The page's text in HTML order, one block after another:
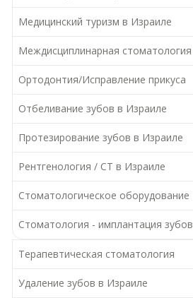
Медицинский туризм в Израиле
Междисциплинарная стоматология
Ортодонтия/Исправление прикуса
Отбеливание зубов в Израиле
Протезирование зубов в Израиле
Рентгенология / СТ в Израиле
Стоматологическое оборудование
Стоматология - имплантация зубов
Терапевтическая стоматология
Удаление зубов в Израиле